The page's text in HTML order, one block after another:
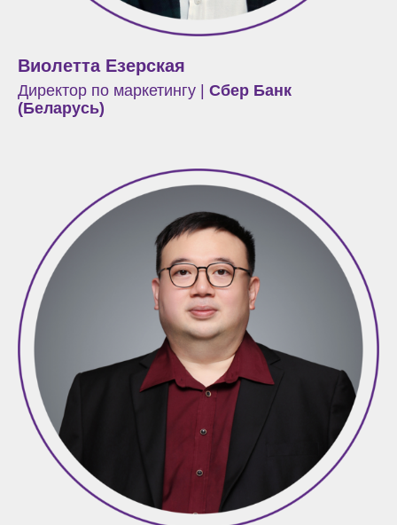
Виолетта Езерская
Директор по маркетингу | Сбер Банк
(Беларусь)